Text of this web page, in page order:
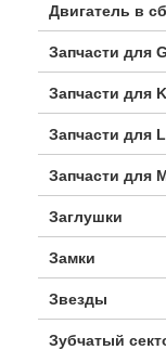
Двигатель в
Запчасти для
Запчасти для
Запчасти для
Запчасти для
Заглушки
Замки
Звезды
Зубчатый